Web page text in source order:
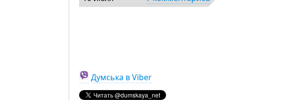
Думська в Viber